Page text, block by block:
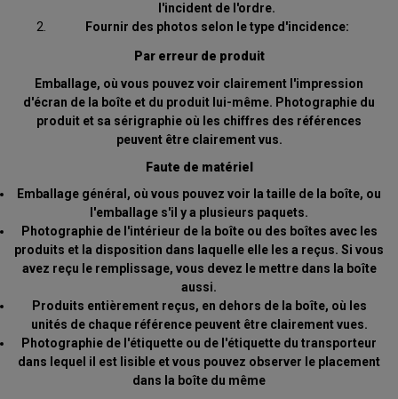
l'incident de l'ordre.
Fournir des photos selon le type d'incidence:
Par erreur de produit
Emballage, où vous pouvez voir clairement l'impression
d'écran de la boîte et du produit lui-même. Photographie du
produit et sa sérigraphie où les chiffres des références
peuvent être clairement vus.
Faute de matériel
Emballage général, où vous pouvez voir la taille de la boîte, ou
l'emballage s'il y a plusieurs paquets.
Photographie de l'intérieur de la boîte ou des boîtes avec les
produits et la disposition dans laquelle elle les a reçus. Si vous
avez reçu le remplissage, vous devez le mettre dans la boîte
aussi.
Produits entièrement reçus, en dehors de la boîte, où les
unités de chaque référence peuvent être clairement vues.
Photographie de l'étiquette ou de l'étiquette du transporteur
dans lequel il est lisible et vous pouvez observer le placement
dans la boîte du même